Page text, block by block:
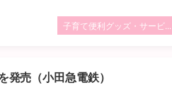
子育て便利グッズ・サービ...
発売（小田急電鉄）